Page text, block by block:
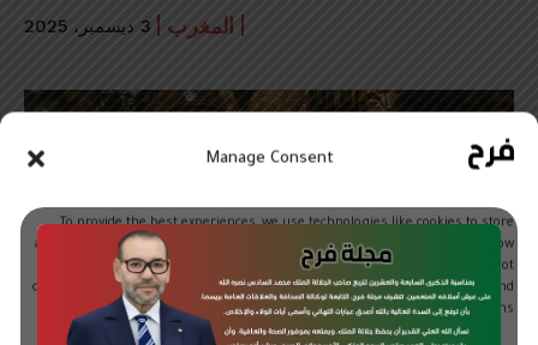
Manage Consent
To provide the best experiences, we use technologies like cookies to store
and/or access device information. Consenting to these technologies will allow
us to process data such as browsing behavior or unique IDs on this site. Not
consenting or withdrawing consent, may adversely affect certain features and
functions.
المغرب 3 ديسمبر، 2025